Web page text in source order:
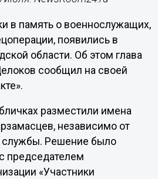
в память о военнослужащих,
появились в
области. Об этом глава
сообщил на своей
разместили имена
независимо от
Решение было
председателем
«Участники